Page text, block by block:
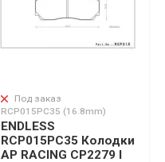
Под заказ
RCP015PC35 (16.8mm)
ENDLESS
RCP015PC35 Колодки
AP RACING CP2279 I